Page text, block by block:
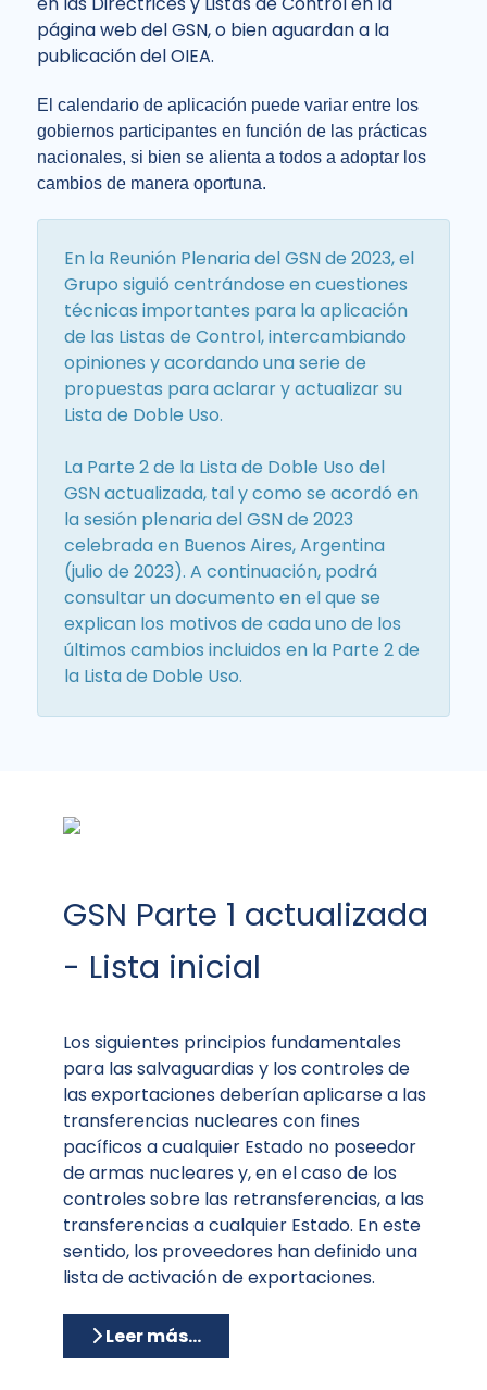
página web del GSN, o bien aguardan a la
publicación del OIEA.
El calendario de aplicación puede variar entre los
gobiernos participantes en función de las prácticas
nacionales, si bien se alienta a todos a adoptar los
cambios de manera oportuna.
En la Reunión Plenaria del GSN de 2023, el
Grupo siguió centrándose en cuestiones
técnicas importantes para la aplicación
de las Listas de Control, intercambiando
opiniones y acordando una serie de
propuestas para aclarar y actualizar su
Lista de Doble Uso.
La Parte 2 de la Lista de Doble Uso del
GSN actualizada, tal y como se acordó en
la sesión plenaria del GSN de 2023
celebrada en Buenos Aires, Argentina
(julio de 2023). A continuación, podrá
consultar un documento en el que se
explican los motivos de cada uno de los
últimos cambios incluidos en la Parte 2 de
la Lista de Doble Uso.
GSN Parte 1 actualizada
- Lista inicial
Los siguientes principios fundamentales
para las salvaguardias y los controles de
las exportaciones deberían aplicarse a las
transferencias nucleares con fines
pacíficos a cualquier Estado no poseedor
de armas nucleares y, en el caso de los
controles sobre las retransferencias, a las
transferencias a cualquier Estado. En este
sentido, los proveedores han definido una
lista de activación de exportaciones.
Leer más…